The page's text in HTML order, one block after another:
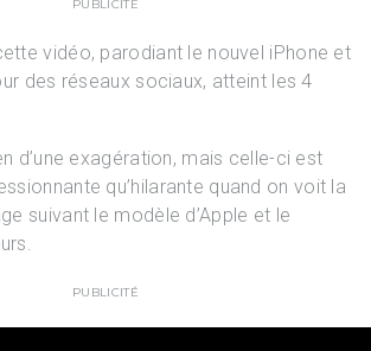
PUBLICITÉ
vidéo, parodiant le nouvel iPhone et
des réseaux sociaux, atteint les 4
d’une exagération, mais celle-ci est
qu’hilarante quand on voit la
suivant le modèle d’Apple et le
PUBLICITÉ